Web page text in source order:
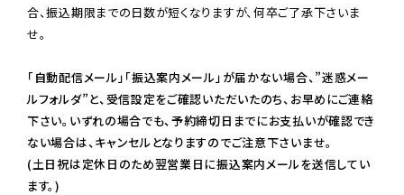
合、振込期限までの日数が短くなりますが、何卒ご了承下さいま
せ。
「自動配信メール」「振込案内メール」が届かない場合、”迷惑メー
ルフォルダ”と、受信設定をご確認いただいたのち、お早めにご連絡
下さい。いずれの場合でも、予約締切日までにお支払いが確認でき
ない場合は、キャンセルとなりますのでご注意下さいませ。
(土日祝は定休日のため翌営業日に振込案内メールを送信してい
ます。)